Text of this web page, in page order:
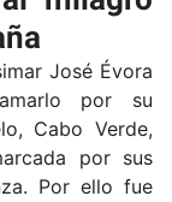
José Évora
por su
Cabo Verde,
por sus
Por ello fue